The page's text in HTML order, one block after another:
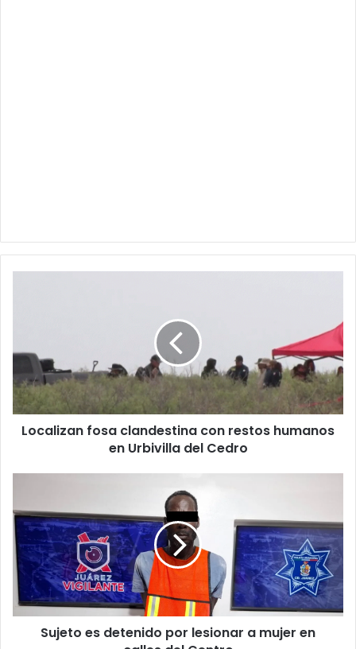
humanos
en
Urbivilla
del
Cedro
Localizan fosa clandestina con restos humanos
en Urbivilla del Cedro
detenido
por
lesionar
a
mujer
en
calles
Sujeto es detenido por lesionar a mujer en